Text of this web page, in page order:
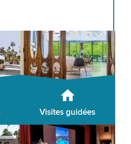
Visites guidées